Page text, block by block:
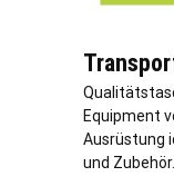
Equipment
Ausrüstung
und Zubehör.